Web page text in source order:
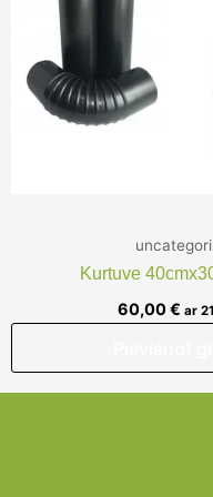
Kurtuve
60,00€ ar